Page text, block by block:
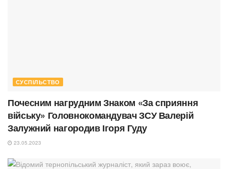
СУСПІЛЬСТВО
Почесним нагрудним Знаком «За сприяння
війську» Головнокомандувач ЗСУ Валерій
Залужний нагородив Ігоря Гуду
23.05.2023